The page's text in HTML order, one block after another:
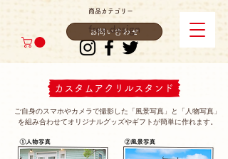
商品カテゴリー
お問い合わせ
free design
カスタムアクリルスタンド
ご自身のスマホやカメラで撮影した「風景写真」と「人物写真」
​を組み合わせてオリジナルグッズやギフトが簡単に作れます。